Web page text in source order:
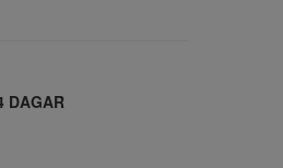
DAGAR